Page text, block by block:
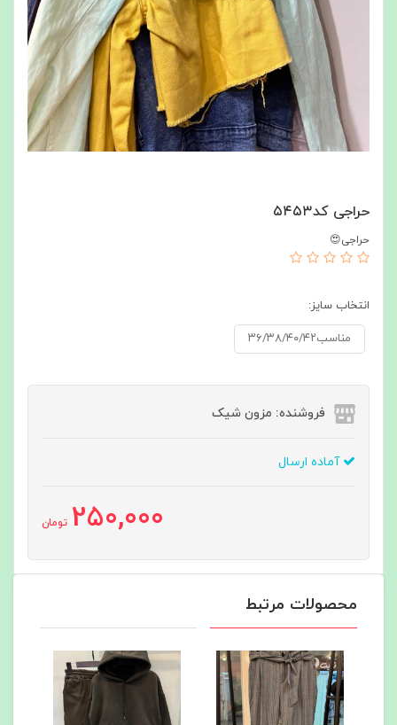
حراجی کد۵۴۵۳
حراجی😍
انتخاب سایز:
مناسب۳۶/۳۸/۴۰/۴۲
فروشنده: مزون شیک
آماده ارسال
250,000 تومان
محصولات مرتبط